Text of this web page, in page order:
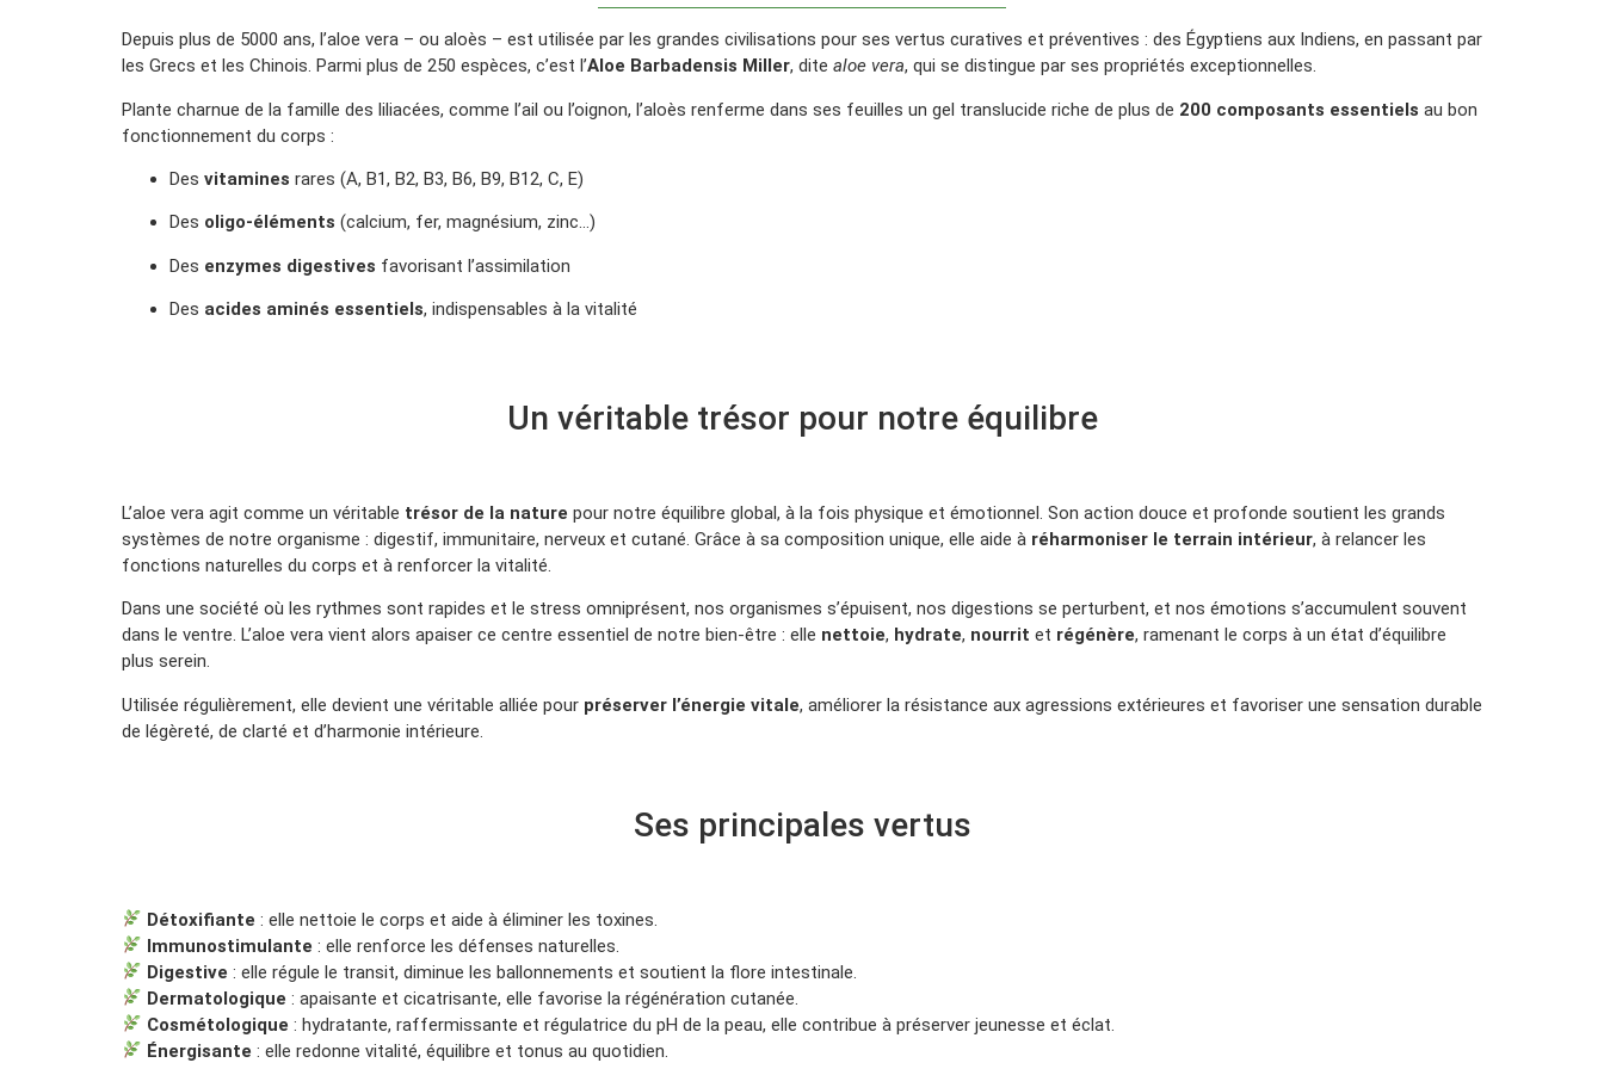
Depuis plus de 5000 ans, l’aloe vera – ou aloès – est utilisée par les grandes civilisations pour ses vertus curatives et préventives : des Égyptiens aux Indiens, en passant par
les Grecs et les Chinois. Parmi plus de 250 espèces, c’est l’Aloe Barbadensis Miller, dite aloe vera, qui se distingue par ses propriétés exceptionnelles.
Plante charnue de la famille des liliacées, comme l’ail ou l’oignon, l’aloès renferme dans ses feuilles un gel translucide riche de plus de 200 composants essentiels au bon
fonctionnement du corps :
Des vitamines rares (A, B1, B2, B3, B6, B9, B12, C, E)
Des oligo-éléments (calcium, fer, magnésium, zinc…)
Des enzymes digestives favorisant l’assimilation
Des acides aminés essentiels, indispensables à la vitalité
Un véritable trésor pour notre équilibre
L’aloe vera agit comme un véritable trésor de la nature pour notre équilibre global, à la fois physique et émotionnel. Son action douce et profonde soutient les grands
systèmes de notre organisme : digestif, immunitaire, nerveux et cutané. Grâce à sa composition unique, elle aide à réharmoniser le terrain intérieur, à relancer les
fonctions naturelles du corps et à renforcer la vitalité.
Dans une société où les rythmes sont rapides et le stress omniprésent, nos organismes s’épuisent, nos digestions se perturbent, et nos émotions s’accumulent souvent
dans le ventre. L’aloe vera vient alors apaiser ce centre essentiel de notre bien-être : elle nettoie, hydrate, nourrit et régénère, ramenant le corps à un état d’équilibre
plus serein.
Utilisée régulièrement, elle devient une véritable alliée pour préserver l’énergie vitale, améliorer la résistance aux agressions extérieures et favoriser une sensation durable
de légèreté, de clarté et d’harmonie intérieure.
Ses principales vertus
Détoxifiante : elle nettoie le corps et aide à éliminer les toxines.
Immunostimulante : elle renforce les défenses naturelles.
Digestive : elle régule le transit, diminue les ballonnements et soutient la flore intestinale.
Dermatologique : apaisante et cicatrisante, elle favorise la régénération cutanée.
Cosmétologique : hydratante, raffermissante et régulatrice du pH de la peau, elle contribue à préserver jeunesse et éclat.
Énergisante : elle redonne vitalité, équilibre et tonus au quotidien.